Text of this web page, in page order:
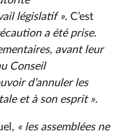
législatif ». C’est
a été prise.
avant leur
Conseil
d’annuler les
et à son esprit ».
« les assemblées ne